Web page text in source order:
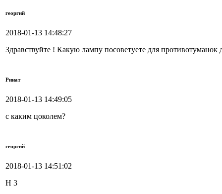
георгий
2018-01-13 14:48:27
Здравствуйте ! Какую лампу посоветуете для
Ринат
2018-01-13 14:49:05
с каким цоколем?
георгий
2018-01-13 14:51:02
Н 3